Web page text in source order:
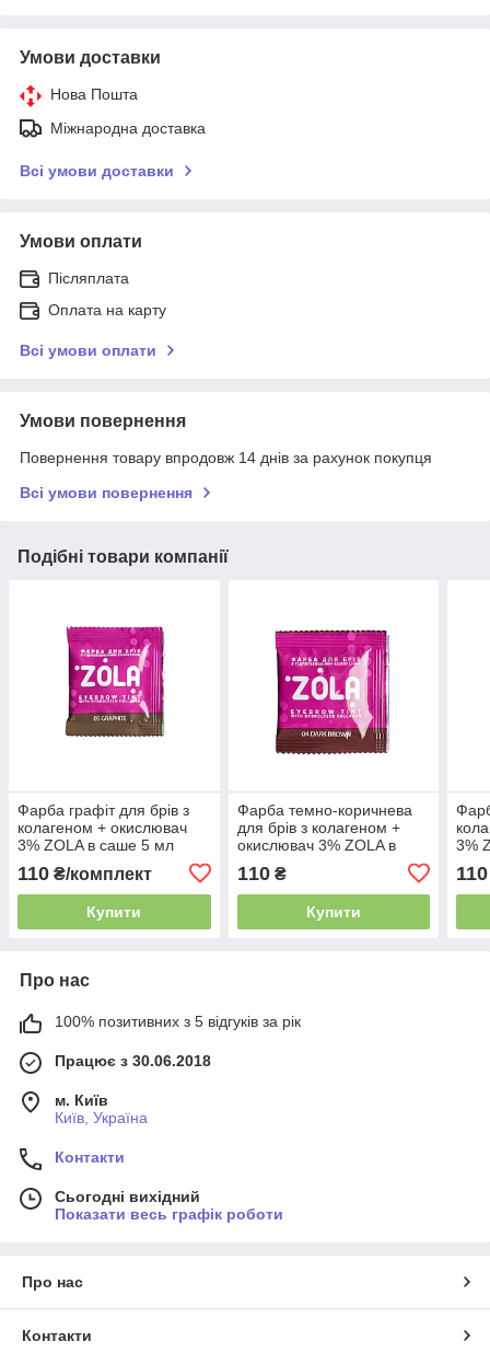
Умови доставки
Нова Пошта
Міжнародна доставка
Всі умови доставки
Умови оплати
Післяплата
Оплата на карту
Всі умови оплати
Умови повернення
Повернення товару впродовж 14 днів за рахунок покупця
Всі умови повернення
Подібні товари компанії
Фарба графіт для брів з
колагеном + окислювач
3% ZOLA в саше 5 мл
110 ₴/комплект
Купити
Фарба темно-коричнева
для брів з колагеном +
окислювач 3% ZOLA в
110₴
Купити
3%
110
Про нас
100% позитивних з 5 відгуків за рік
Працює з 30.06.2018
м. Київ
Київ, Україна
Контакти
Сьогодні вихідний
Показати весь графік роботи
Про нас
Контакти